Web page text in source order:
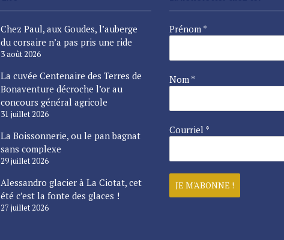
Chez Paul, aux Goudes, l’auberge
du corsaire n’a pas pris une ride
3 août 2026
La cuvée Centenaire des Terres de
Bonaventure décroche l’or au
concours général agricole
31 juillet 2026
La Boissonnerie, ou le pan bagnat
sans complexe
29 juillet 2026
Alessandro glacier à La Ciotat, cet
été c’est la fonte des glaces !
27 juillet 2026
Prénom *
Nom *
Courriel *